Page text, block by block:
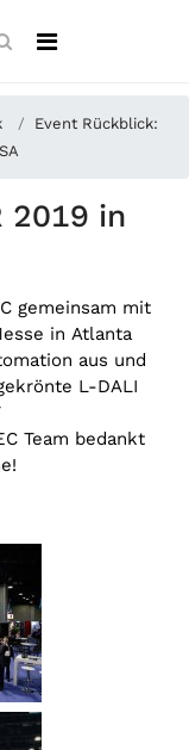
Event Rückblick:
2019 in
gemeinsam mit
in Atlanta
aus und
L-DALI
Team bedankt